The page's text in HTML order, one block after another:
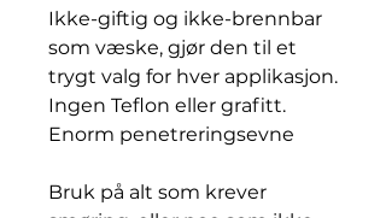
Ikke-giftig og ikke-brennbar
som væske, gjør den til et
trygt valg for hver applikasjon.
Ingen Teflon eller grafitt.
Enorm penetreringsevne
Bruk på alt som krever